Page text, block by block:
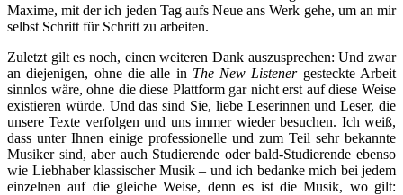
Maxime, mit der ich jeden Tag aufs Neue ans Werk gehe, um an mir
selbst Schritt für Schritt zu arbeiten.
Zuletzt gilt es noch, einen weiteren Dank auszusprechen: Und zwar
an diejenigen, ohne die alle in The New Listenergesteckte Arbeit
sinnlos wäre, ohne die diese Plattform gar nicht erst auf diese Weise
existieren würde. Und das sind Sie, liebe Leserinnen und Leser, die
unsere Texte verfolgen und uns immer wieder besuchen. Ich weiß,
dass unter Ihnen einige professionelle und zum Teil sehr bekannte
Musiker sind, aber auch Studierende oder bald-Studierende ebenso
wie Liebhaber klassischer Musik – und ich bedanke mich bei jedem
einzelnen auf die gleiche Weise, denn es ist die Musik, wo gilt: